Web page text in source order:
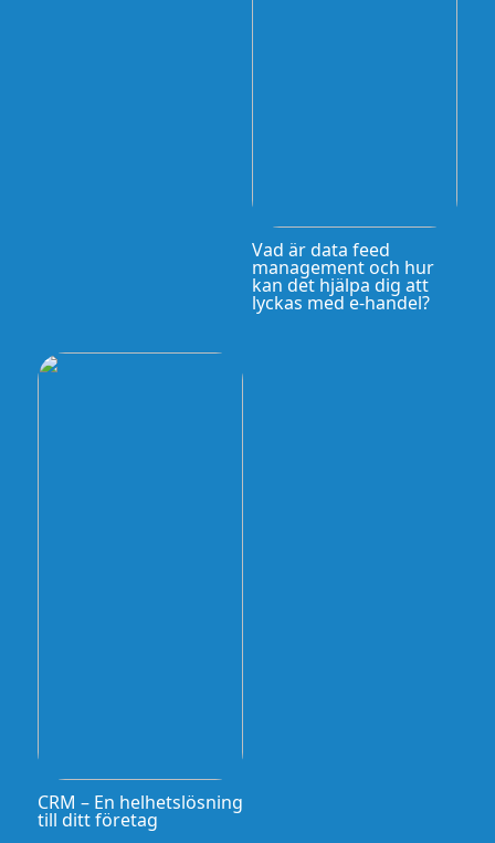
Vad är data feed
management och hur
kan det hjälpa dig att
lyckas med e-handel?
CRM – En helhetslösning
till ditt företag